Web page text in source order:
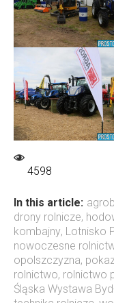
4598
In this article:
drony rolnicze,
kombajny, Lotnisko
nowoczesne
opolszczyzna,
rolnictwo, rolnictwo
Śląska Wystawa